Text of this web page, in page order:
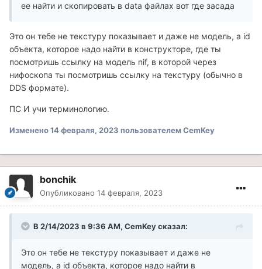
ее найти и скопировать в data файлах вот где засада
Это он тебе не текстуру показывает и даже не модель, а id
объекта, которое надо найти в конструкторе, где ты
посмотришь ссылку на модель nif, в которой через
нифоскопа ты посмотришь ссылку на текстуру (обычно в
DDS формате).
ПС И учи терминологию.
Изменено14 февраля, 2023 пользователем CemKey
bonchik
Опубликовано 14 февраля, 2023
В 2/14/2023 в 9:36 AM, CemKeyсказал:
Это он тебе не текстуру показывает и даже не
модель, а id объекта, которое надо найти в